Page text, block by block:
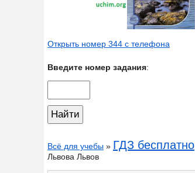
Открыть номер 344 с телефона
Введите номер задания:
Всё для учебы » ГДЗ бесплатно
Львова Львов